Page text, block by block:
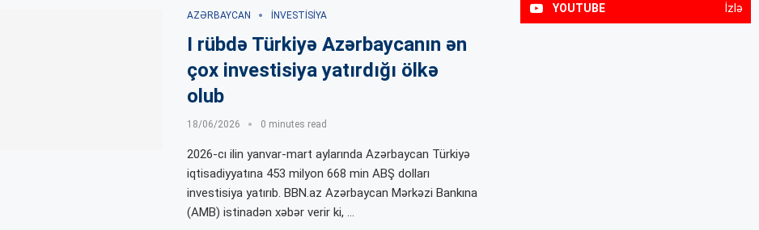
AZƏRBAYCAN İNVESTISIYA
I rübdə Türkiyə Azərbaycanın ən
çox investisiya yatırdığı ölkə
olub
18/06/2026 0 minutes read
2026-cı ilin yanvar-mart aylarında Azərbaycan Türkiyə
iqtisadiyyatına 453 milyon 668 min ABŞ dolları
investisiya yatırıb. BBN.az Azərbaycan Mərkəzi Bankına
(AMB) istinadən xəbər verir ki, …
YOUTUBE İzlə